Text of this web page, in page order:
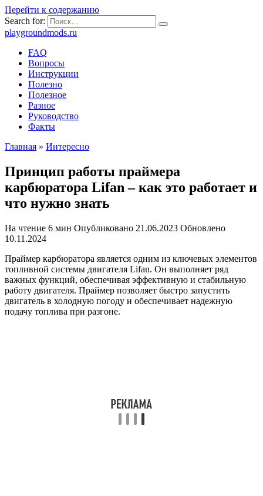
Перейти к содержанию
Search for:
playgroundmods.ru
FAQ
Вопросы
Инструкции
Полезно
Полезное
Разное
Руководство
Факты
Главная » Интересно
Принцип работы праймера
карбюратора Lifan – как это работает и
что нужно знать
На чтение 6 мин Опубликовано 21.06.2023 Обновлено
10.11.2024
Праймер карбюратора является одним из ключевых элементов
топливной системы двигателя Lifan. Он выполняет ряд
важных функций, обеспечивая эффективную и стабильную
работу двигателя. Праймер позволяет быстро запустить
двигатель в холодную погоду и обеспечивает надежную
подачу топлива при разгоне.